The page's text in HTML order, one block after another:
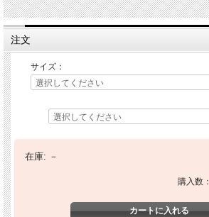
注文
サイズ：
在庫: －
購入数：